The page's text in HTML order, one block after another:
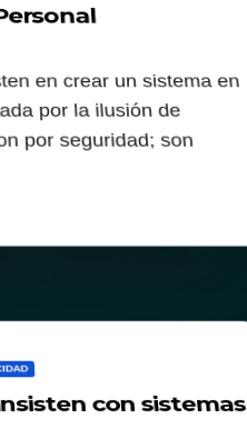
en crear un sistema en
por la ilusión de
por seguridad; son
con sistemas